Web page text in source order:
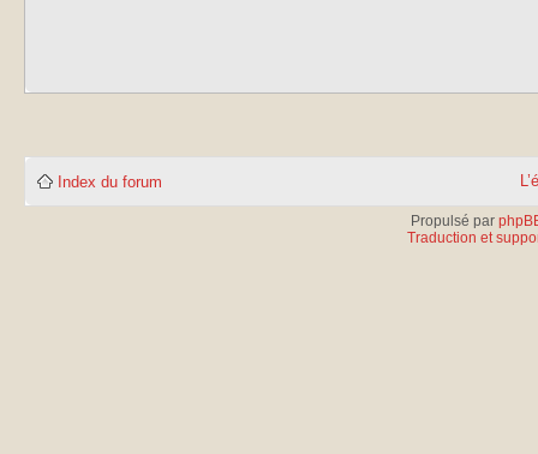
Index du forum
Propulsé par
Traduction et